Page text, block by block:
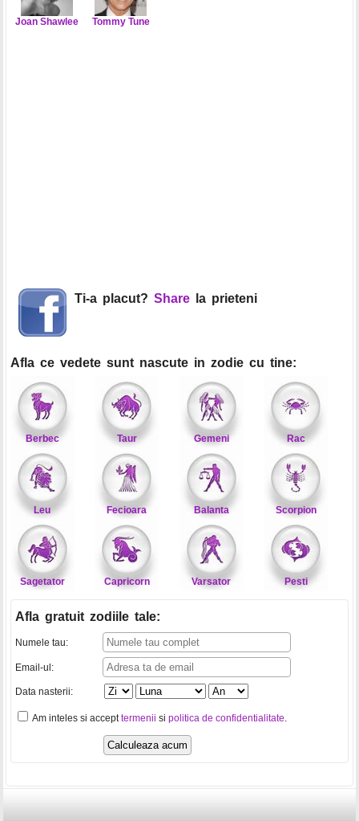
Joan Shawlee Tommy Tune
Ti-a placut? Share la prieteni
Afla ce vedete sunt nascute in zodie cu tine:
Berbec Taur Gemeni Rac
Leu Fecioara Balanta Scorpion
Sagetator Capricorn Varsator Pesti
Afla gratuit zodiile tale:
Numele tau:
Email-ul:
Data nasterii:
Am inteles si accepttermenii si politica de confidentialitate.